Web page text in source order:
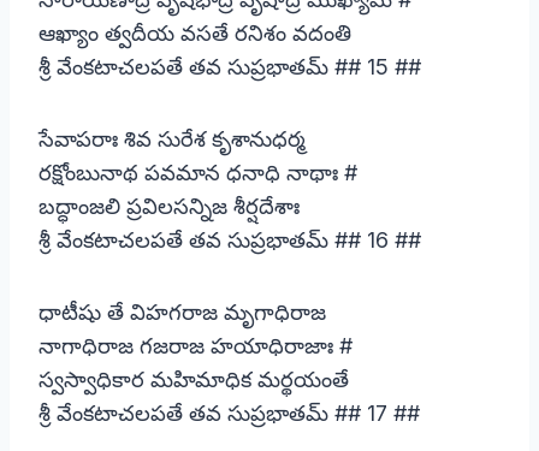
ఆఖ్యాం త్వదీయ వసతే రనిశం వదంతి
శ్రీ వేంకటాచలపతే తవ సుప్రభాతమ్ ## 15 ##
సేవాపరాః శివ సురేశ కృశానుధర్మ
రక్షోంబునాథ పవమాన ధనాధి నాథాః #
బద్ధాంజలి ప్రవిలసన్నిజ శీర్షదేశాః
శ్రీ వేంకటాచలపతే తవ సుప్రభాతమ్ ## 16 ##
ధాటీషు తే విహగరాజ మృగాధిరాజ
నాగాధిరాజ గజరాజ హయాధిరాజాః #
స్వస్వాధికార మహిమాధిక మర్థయంతే
శ్రీ వేంకటాచలపతే తవ సుప్రభాతమ్ ## 17 ##